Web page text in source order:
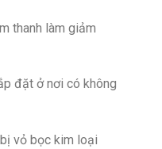
thanh làm giảm
đặt ở nơi có không
vỏ bọc kim loại